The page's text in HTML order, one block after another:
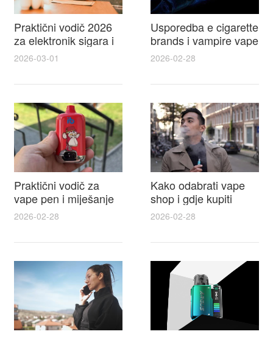
Praktični vodič 2026
za elektronik sigara i
mtm e cigarete s
recenzijama i
2026-03-01
Usporedba e cigarette
brands i vampire vape
za 2026 – vodič s
i najboljim ponudama
2026-02-28
Praktični vodič za
vape pen i miješanje
e tekućina za sigurnije
punjenje i bolje okuse
2026-02-28
Kako odabrati vape
shop i gdje kupiti
Disposable Vapes uz
najbolje cijene
2026-02-28